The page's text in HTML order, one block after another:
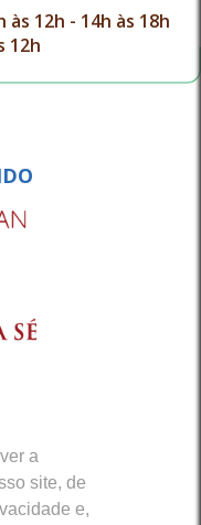
a
site, de
e,
12h - 14h às 18h
12h